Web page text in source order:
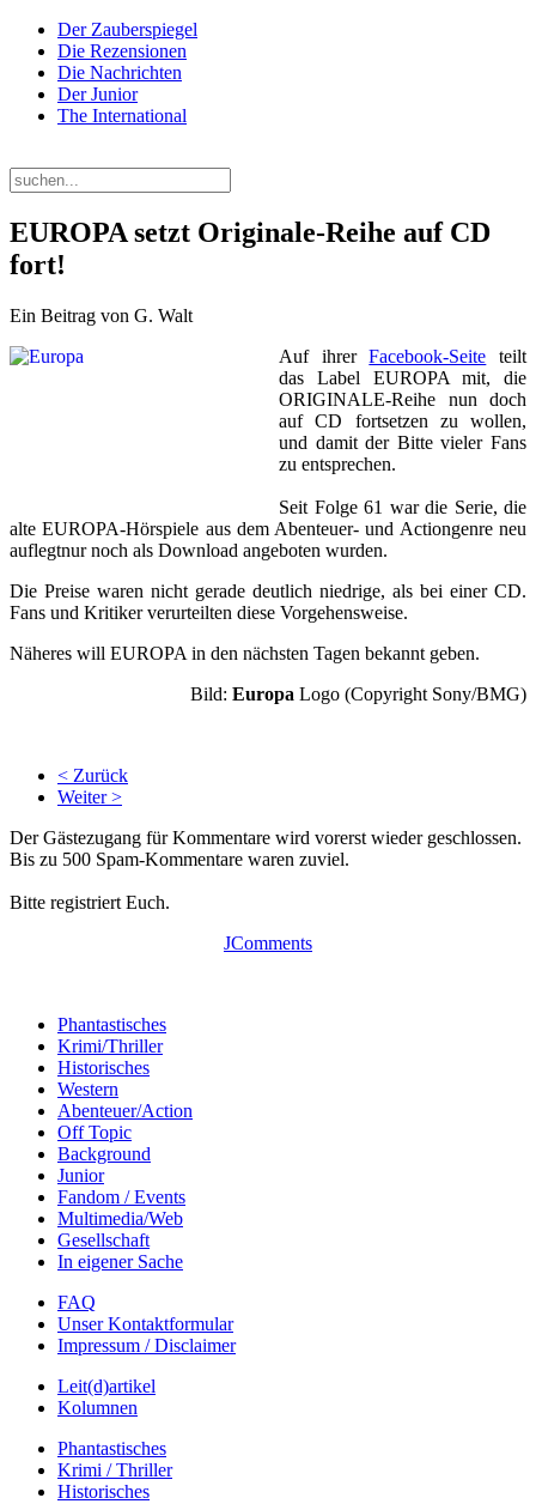
Der Zauberspiegel
Die Rezensionen
Die Nachrichten
Der Junior
The International
EUROPA setzt Originale-Reihe auf CD
fort!
Ein Beitrag von G. Walt
Auf ihrerFacebook-Seite teilt
das Label EUROPA mit, die
ORIGINALE-Reihe nun doch
auf CD fortsetzen zu wollen,
und damit der Bitte vieler Fans
zu entsprechen.
Seit Folge 61 war die Serie, die
alte EUROPA-Hörspiele aus dem Abenteuer- und Actiongenre neu
auflegtnur noch als Download angeboten wurden.
Die Preise waren nicht gerade deutlich niedrige, als bei einer CD.
Fans und Kritiker verurteilten diese Vorgehensweise.
Näheres will EUROPA in den nächsten Tagen bekannt geben.
Bild: Europa Logo (Copyright Sony/BMG)
< Zurück
Weiter >
Der Gästezugang für Kommentare wird vorerst wieder geschlossen.
Bis zu 500 Spam-Kommentare waren zuviel.
Bitte registriert Euch.
JComments
Phantastisches
Krimi/Thriller
Historisches
Western
Abenteuer/Action
Off Topic
Background
Junior
Fandom / Events
Multimedia/Web
Gesellschaft
In eigener Sache
FAQ
Unser Kontaktformular
Impressum / Disclaimer
Leit(d)artikel
Kolumnen
Phantastisches
Krimi / Thriller
Historisches